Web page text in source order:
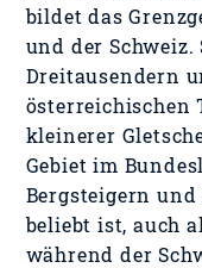
bildet das
und der Schweiz.
Dreitausendern
österreichischen
kleinerer
Gebiet im
Bergsteigern
beliebt ist, auch
während der